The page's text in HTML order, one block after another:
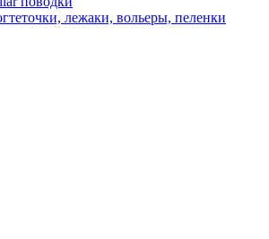
лежаки, вольеры, пеленки